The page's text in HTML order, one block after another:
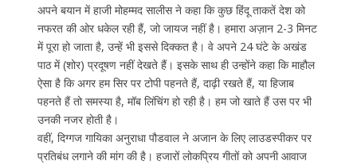
अपने बयान में हाजी मोहम्मद सालीस ने कहा कि कुछ हिंदू ताकतें देश को
नफरत की ओर धकेल रही हैं, जो जायज नहीं है। हमारा अज़ान 2-3 मिनट
में पूरा हो जाता है, उन्हें भी इससे दिक्कत है। वे अपने 24 घंटे के अखंड
पाठ में (शोर) प्रदूषण नहीं देखते हैं। इसके साथ ही उन्होंने कहा कि माहौल
ऐसा है कि अगर हम सिर पर टोपी पहनते हैं, दाढ़ी रखते हैं, या हिजाब
पहनते हैं तो समस्या है, मॉब लिंचिंग हो रही है। हम जो खाते हैं उस पर भी
उनकी नजर होती है।
वहीं, दिग्गज गायिका अनुराधा पौडवाल ने अजान के लिए लाउडस्पीकर पर
प्रतिबंध लगाने की मांग की है। हजारों लोकप्रिय गीतों को अपनी आवाज